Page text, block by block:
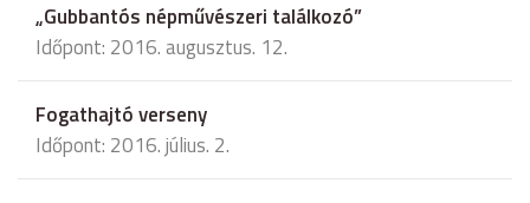
„Gubbantós népművészeri találkozó”
Időpont: 2016. augusztus. 12.
Fogathajtó verseny
Időpont: 2016. július. 2.